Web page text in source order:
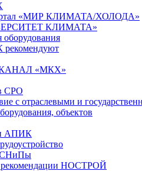
«МИР КЛИМАТА/ХОЛОДА»
КЛИМАТА»
«МКХ»
СРО
с отраслевыми и
объектов
АПИК
СНиПы
рекомендации НОСТРОЙ